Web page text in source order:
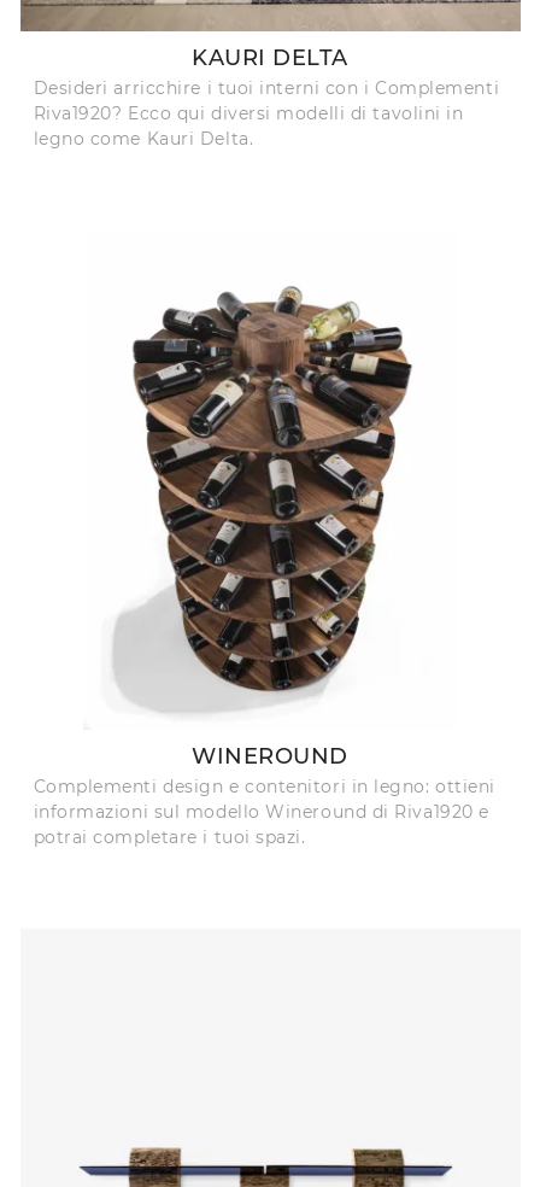
KAURI DELTA
Desideri arricchire i tuoi interni con i Complementi
Riva1920? Ecco qui diversi modelli di tavolini in
legno come Kauri Delta.
WINEROUND
Complementi design e contenitori in legno: ottieni
informazioni sul modello Wineround di Riva1920 e
potrai completare i tuoi spazi.